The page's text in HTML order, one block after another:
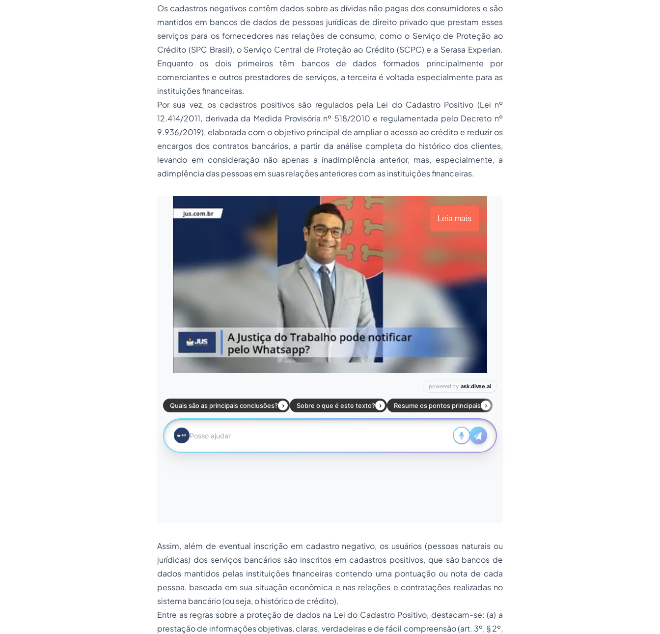
Os cadastros negativos contêm dados sobre as dívidas não pagas dos consumidores e são
mantidos em bancos de dados de pessoas jurídicas de direito privado que prestam esses
serviços para os fornecedores nas relações de consumo, como o Serviço de Proteção ao
Crédito (SPC Brasil), o Serviço Central de Proteção ao Crédito (SCPC) e a Serasa Experian.
Enquanto os dois primeiros têm bancos de dados formados principalmente por
comerciantes e outros prestadores de serviços, a terceira é voltada especialmente para as
instituições financeiras.
Por sua vez, os cadastros positivos são regulados pela Lei do Cadastro Positivo (Lei nº
12.414/2011, derivada da Medida Provisória nº 518/2010 e regulamentada pelo Decreto nº
9.936/2019), elaborada com o objetivo principal de ampliar o acesso ao crédito e reduzir os
encargos dos contratos bancários, a partir da análise completa do histórico dos clientes,
levando em consideração não apenas a inadimplência anterior, mas, especialmente, a
adimplência das pessoas em suas relações anteriores com as instituições financeiras.
Leia mais
Assim, além de eventual inscrição em cadastro negativo, os usuários (pessoas naturais ou
jurídicas) dos serviços bancários são inscritos em cadastros positivos, que são bancos de
dados mantidos pelas instituições financeiras contendo uma pontuação ou nota de cada
pessoa, baseada em sua situação econômica e nas relações e contratações realizadas no
sistema bancário (ou seja, o histórico de crédito).
Entre as regras sobre a proteção de dados na Lei do Cadastro Positivo, destacam-se: (a) a
prestação de informações objetivas, claras, verdadeiras e de fácil compreensão (art. 3º, § 2º,